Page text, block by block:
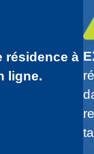
résidence à
ligne.